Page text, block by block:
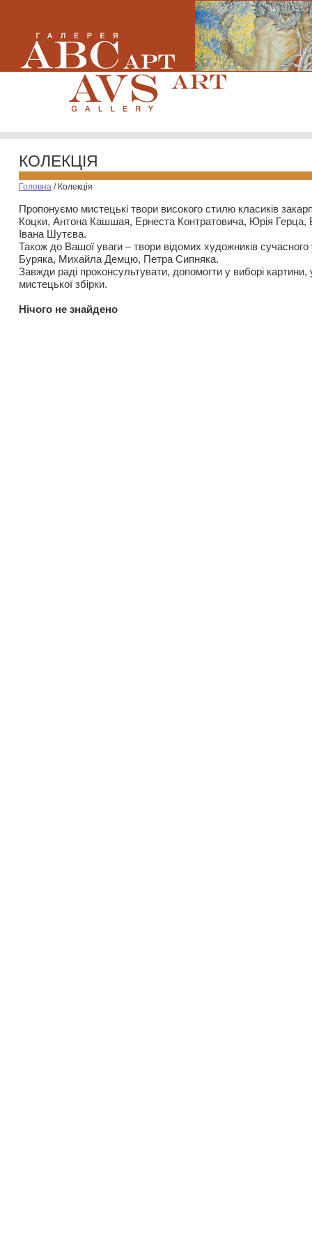
КОЛЕКЦІЯ
Головна / Колекція
Пропонуємо мистецькі твори високого стилю класиків
Коцки, Антона Кашшая, Ернеста Контратовича, Юрія
Івана Шутєва.
Також до Вашої уваги – твори відомих художників
Буряка, Михайла Демцю, Петра Сипняка.
Завжди раді проконсультувати, допомогти у виборі картини,
мистецької збірки.
Нiчого не знайдено